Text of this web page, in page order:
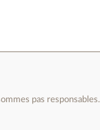
pas responsables.